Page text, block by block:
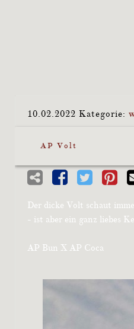
10.02.2022 Kategorie:
AP Volt
Der dicke Volt schaut
- ist aber ein ganz liebes
AP Bun X AP Coca